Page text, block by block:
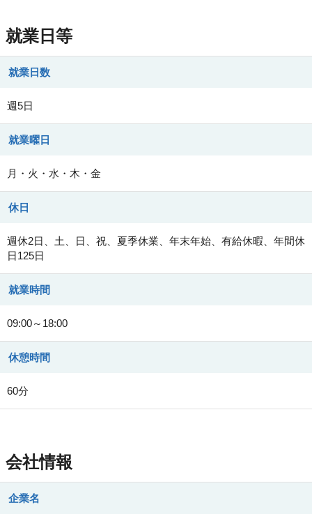
就業日等
就業日数
週5日
就業曜日
月・火・水・木・金
休日
週休2日、土、日、祝、夏季休業、年末年始、有給休暇、年間休
日125日
就業時間
09:00～18:00
休憩時間
60分
会社情報
企業名